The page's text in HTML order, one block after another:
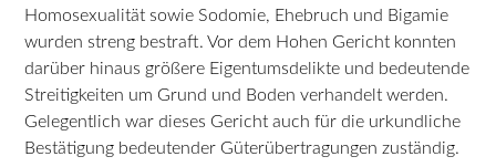
Homosexualität sowie Sodomie, Ehebruch und Bigamie
wurden streng bestraft. Vor dem Hohen Gericht konnten
darüber hinaus größere Eigentumsdelikte und bedeutende
Streitigkeiten um Grund und Boden verhandelt werden.
Gelegentlich war dieses Gericht auch für die urkundliche
Bestätigung bedeutender Güterübertragungen zuständig.